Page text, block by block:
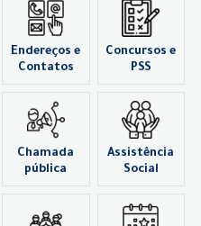
Endereços e
Contatos
Concursos e
PSS
Chamada
pública
Assistência
Social